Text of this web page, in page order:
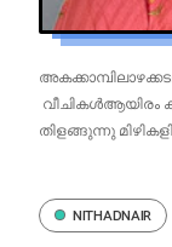
വീചികൾആയിരം
തിളങ്ങുന്നു
NITHADNAIR